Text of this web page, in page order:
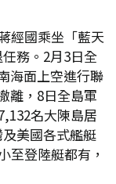
經國乘坐「藍天
務。2月3日全
海面上空進行聯
離，8日全島軍
名大陳島居
美國各式艦艇
至登陸艇都有，